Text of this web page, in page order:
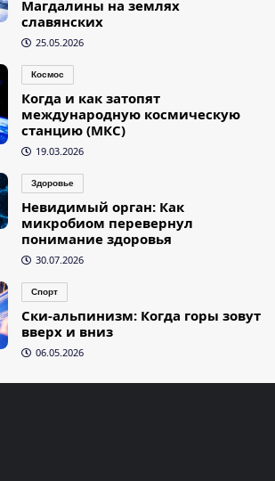
Магдалины на землях
славянских
25.05.2026
Космос
Когда и как затопят
международную космическую
станцию (МКС)
19.03.2026
Здоровье
Невидимый орган: Как
микробиом перевернул
понимание здоровья
30.07.2026
Спорт
Ски-альпинизм: Когда горы зовут
вверх и вниз
06.05.2026